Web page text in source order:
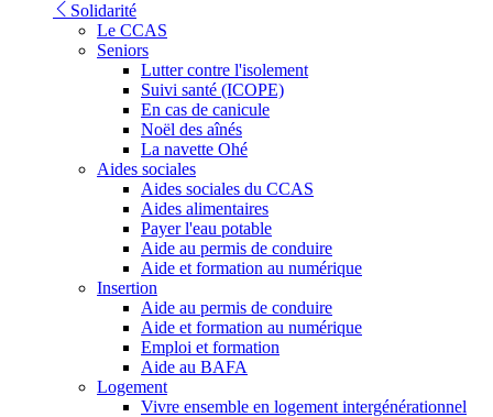
Solidarité
Le CCAS
Seniors
Lutter contre l'isolement
Suivi santé (ICOPE)
En cas de canicule
Noël des aînés
La navette Ohé
Aides sociales
Aides sociales du CCAS
Aides alimentaires
Payer l'eau potable
Aide au permis de conduire
Aide et formation au numérique
Insertion
Aide au permis de conduire
Aide et formation au numérique
Emploi et formation
Aide au BAFA
Logement
Vivre ensemble en logement intergénérationnel